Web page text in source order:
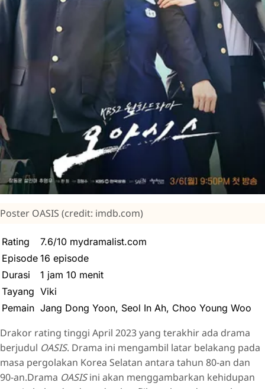
Poster OASIS (credit: imdb.com)
Rating
7.6/10 mydramalist.com
Episode 16 episode
Durasi
1 jam 10 menit
Tayang Viki
Pemain Jang Dong Yoon, Seol In Ah, Choo Young Woo
Drakor rating tinggi April 2023 yang terakhir ada drama
berjudul OASIS. Drama ini mengambil latar belakang pada
masa pergolakan Korea Selatan antara tahun 80-an dan
90-an.Drama OASISini akan menggambarkan kehidupan